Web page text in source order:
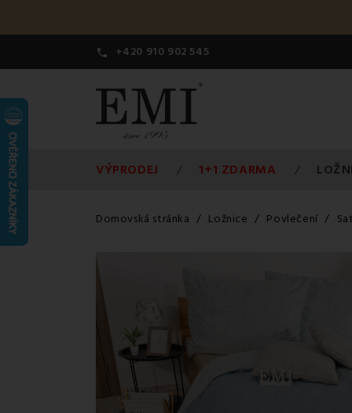
 +420 910 902 545
VÝPRODEJ 1+1 ZDARMA
Domovská stránka Ložnice Povlečení